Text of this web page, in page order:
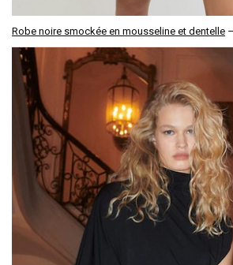
Robe noire smockée en mousseline et dentelle